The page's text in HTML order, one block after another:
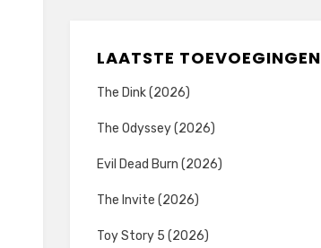
LAATSTE TOEVOEGINGEN
The Dink (2026)
The Odyssey (2026)
Evil Dead Burn (2026)
The Invite (2026)
Toy Story 5 (2026)